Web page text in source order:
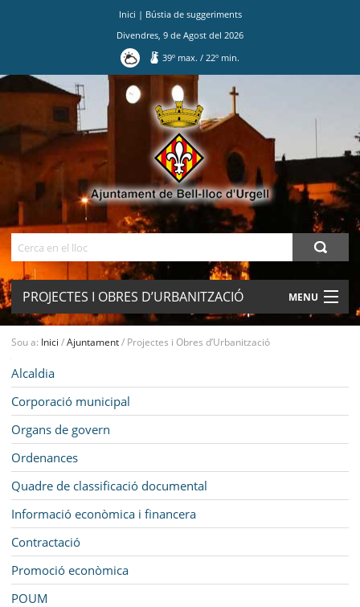
Inici | Bústia de suggeriments
Divendres 9 de Agost del 2026
39º max./ 22º min.
PROJECTES I OBRES D’URBANITZACIÓ MENU
MUNICIPI
SEU ELECTRÒNICA
BELL-LLOC SOLUCIONA
Sou a: Inici /Ajuntament/ Projectes i Obres d’Urbanització
Alcaldia
Corporació municipal
Organs de govern
Ordenances
Quadre de classificació documental
Informació econòmica i financera
Contractació
Promoció econòmica
POUM